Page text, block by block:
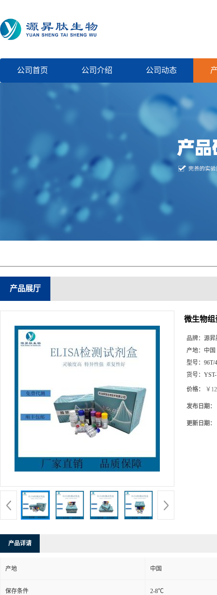
公司首页 公司介绍 公司动态
产品展厅
微生物
品牌： 源昇
产地： 中国
型号： 96T/
货号：
价格： ￥
发布日期：
更新日期：
产品详请
产地 中国
保存条件 2-8℃